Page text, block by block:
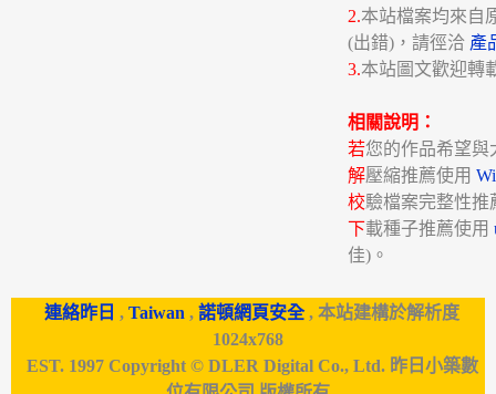
2.本站檔案均來自
(出錯)，請徑洽 產
3.本站圖文歡迎轉
相關說明：
若您的作品希望
解壓縮推薦使用
校驗檔案完整性
下載種子推薦使用
佳)。
連絡昨日 , Taiwan , 諾頓網頁安全, 本站建構於解析度
1024x768
EST. 1997 Copyright © DLER Digital Co., Ltd. 昨日小築數